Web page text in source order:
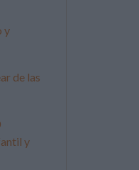
y
de las
y